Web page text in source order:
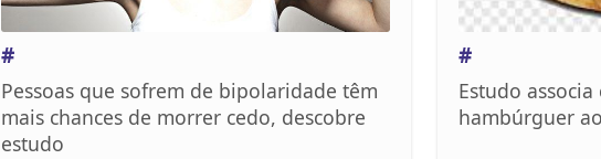
#
Pessoas que sofrem de bipolaridade têm
mais chances de morrer cedo, descobre
estudo
#
Estudo
hambúrguer